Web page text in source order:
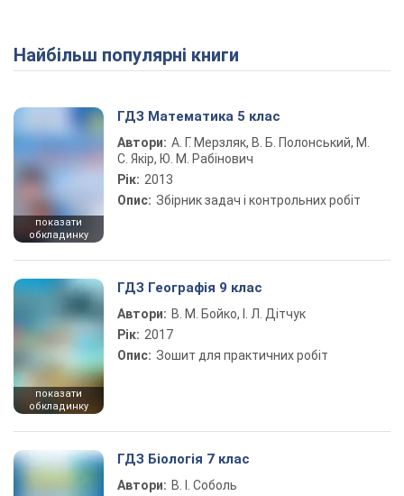
Найбільш популярні книги
показати
обкладинку
ГДЗ Математика 5 клас
Автори: А. Г. Мерзляк, В. Б. Полонський, М.
С. Якір, Ю. М. Рабінович
Рік: 2013
Опис: Збірник задач і контрольних робіт
показати
обкладинку
ГДЗ Географія 9 клас
Автори: В. М. Бойко, І. Л. Дітчук
Рік: 2017
Опис: Зошит для практичних робіт
ГДЗ Біологія 7 клас
Автори: В. І. Соболь